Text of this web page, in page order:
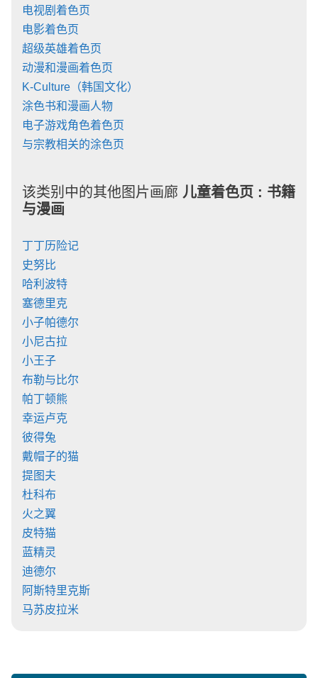
电视剧着色页
电影着色页
超级英雄着色页
动漫和漫画着色页
K-Culture（韩国文化）
涂色书和漫画人物
电子游戏角色着色页
与宗教相关的涂色页
该类别中的其他图片画廊 儿童着色页 : 书籍
与漫画
丁丁历险记
史努比
哈利波特
塞德里克
小子帕德尔
小尼古拉
小王子
布勒与比尔
帕丁顿熊
幸运卢克
彼得兔
戴帽子的猫
提图夫
杜科布
火之翼
皮特猫
蓝精灵
迪德尔
阿斯特里克斯
马苏皮拉米